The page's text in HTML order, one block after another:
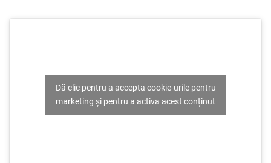
Dă clic pentru a accepta cookie-urile pentru
marketing și pentru a activa acest conținut